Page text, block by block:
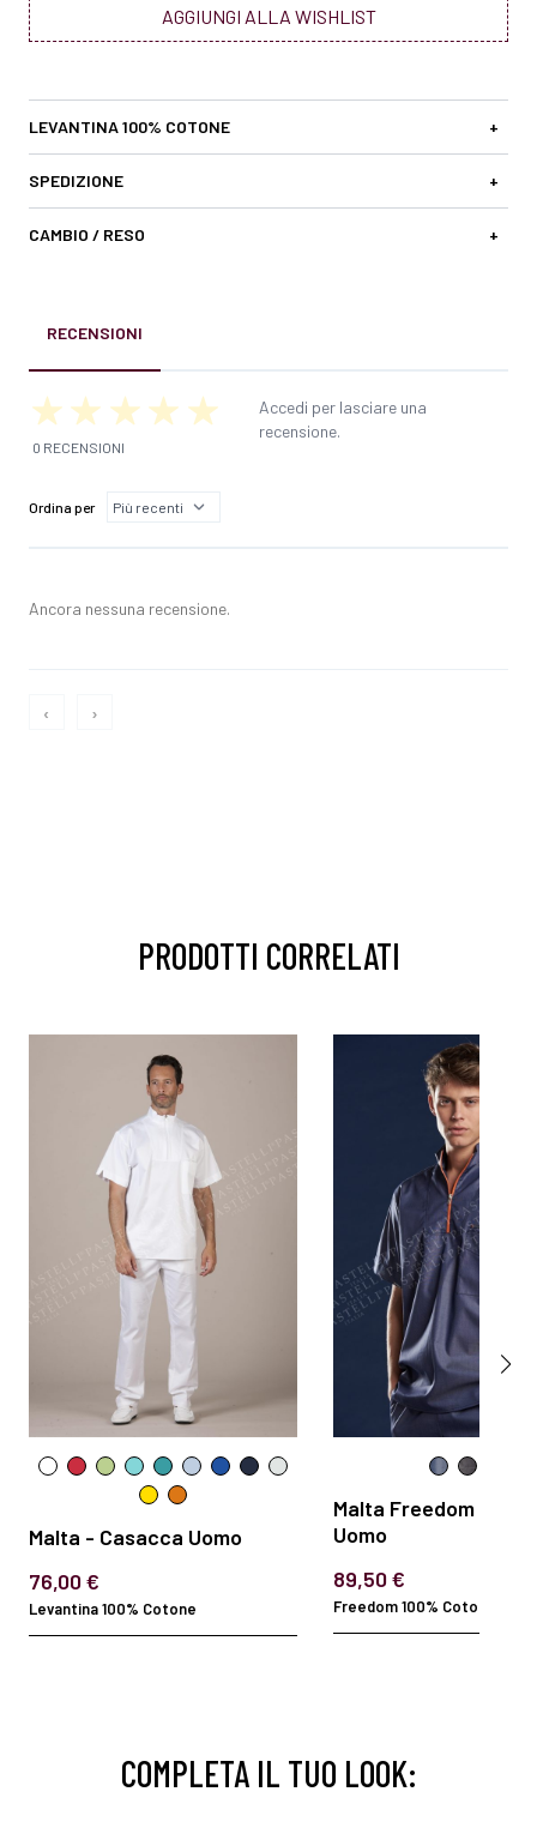
AGGIUNGI ALLA WISHLIST
LEVANTINA 100% COTONE +
SPEDIZIONE +
CAMBIO / RESO +
RECENSIONI
0 RECENSIONI
Accedi per lasciare una
recensione.
Ordina per
Ancora nessuna recensione.
‹ ›
PRODOTTI CORRELATI
Malta - Casacca Uomo
76,00 €
Levantina 100% Cotone
Malta Freedom -
Uomo
89,50 €
Freedom 100% Cotone 130
COMPLETA IL TUO LOOK: